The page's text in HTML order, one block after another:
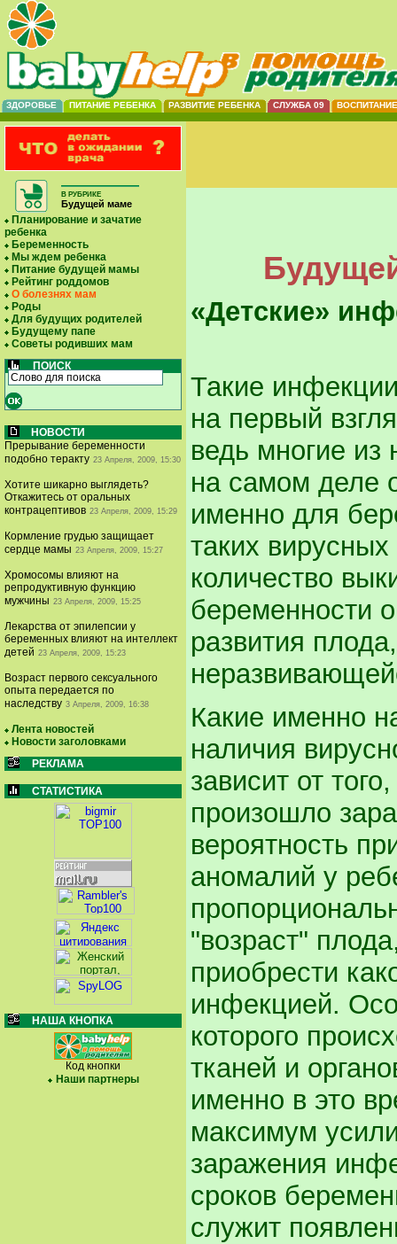
ЗДОРОВЬЕ ПИТАНИЕ РЕБЕНКА РАЗВИТИЕ РЕБЕНКА СЛУЖБА 09 ВОСПИТАНИЕ
В РУБРИКЕ
Будущей маме
Планирование и зачатие
ребенка
Беременность
Мы ждем ребенка
Питание будущей мамы
Рейтинг роддомов
О болезнях мам
Роды
Для будущих родителей
Будущему папе
Советы родивших мам
ПОИСК
НОВОСТИ
Прерывание беременности
подобно теракту 23 Апреля, 2009, 15:30
Хотите шикарно выглядеть?
Откажитесь от оральных
контрацептивов 23 Апреля, 2009, 15:29
Кормление грудью защищает
сердце мамы 23 Апреля, 2009, 15:27
Хромосомы влияют на
репродуктивную функцию
мужчины 23 Апреля, 2009, 15:25
Лекарства от эпилепсии у
беременных влияют на интеллект
детей 23 Апреля, 2009, 15:23
Возраст первого сексуального
опыта передается по
наследству 3 Апреля, 2009, 16:38
Лента новостей
Новости заголовками
РЕКЛАМА
СТАТИСТИКА
НАША КНОПКА
Код кнопки
Наши партнеры
«Детские»
Такие
на первый
ведь многие
на самом деле
именно для
таких
количество
беременности
развития
Какие именно
наличия
зависит от
произошло
вероятность
аномалий у
"возраст"
приобрести
инфекцией.
которого
тканей и
именно в это
максимум
заражения
сроков
служит